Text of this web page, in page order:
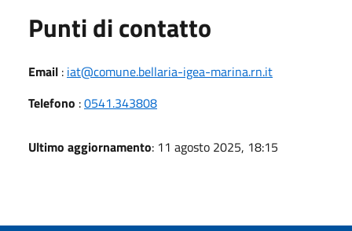
Punti di contatto
Email : iat@comune.bellaria-igea-marina.rn.it
Telefono :0541.343808
Ultimo aggiornamento: 11 agosto 2025, 18:15